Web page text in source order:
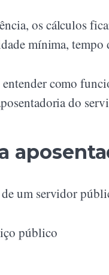
os cálculos
mínima,
como
do
um servidor
público